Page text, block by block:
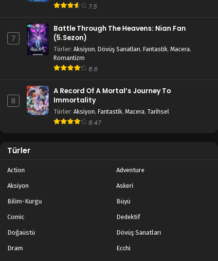
7.5
7
Battle Through The Heavens: Nian Fan
(5.Sezon)
Türler: Aksiyon, Dövüş Sanatları, Fantastik, Macera,
Romantizm
8.6
8
A Record Of A Mortal’s Journey To
Immortality
Türler: Aksiyon, Fantastik, Macera, Tarihsel
8.47
Türler
Action Adventure
Aksiyon Askeri
Bilim-Kurgu Büyü
Comic Dedektif
Doğaüstü Dövüş Sanatları
Dram Ecchi